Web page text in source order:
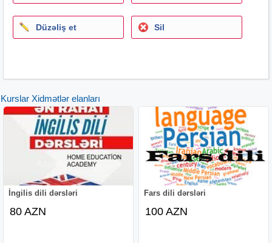
Düzəliş et Sil
Kurslar Xidmətlər elanları
İngilis dili dərsləri
80 AZN
Fars dili dərsləri
100 AZN